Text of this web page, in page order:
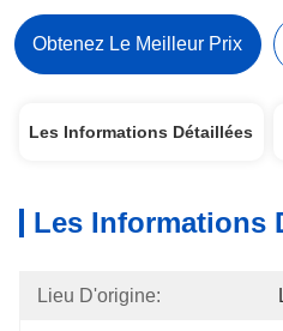
Obtenez Le Meilleur Prix
Les Informations Détaillées
Les Informations
Lieu D'origine: